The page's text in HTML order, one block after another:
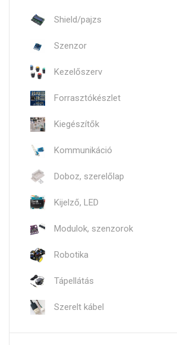
Shield/pajzs
Szenzor
Kezelőszerv
Forrasztókészlet
Kiegészítők
Kommunikáció
Doboz, szerelőlap
Kijelző, LED
Modulok, szenzorok
Robotika
Tápellátás
Szerelt kábel